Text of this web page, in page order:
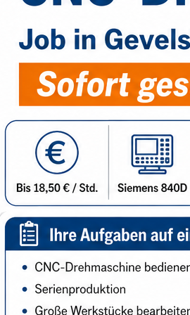
Stellenangebote
Wuppertal, Solingen,
Velbert